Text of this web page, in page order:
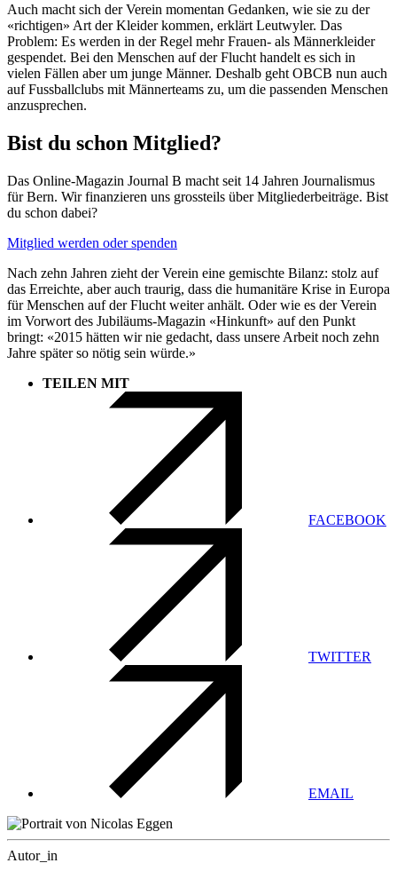
Auch macht sich der Verein momentan Gedanken, wie sie zu der
«richtigen» Art der Kleider kommen, erklärt Leutwyler. Das
Problem: Es werden in der Regel mehr Frauen- als Männerkleider
gespendet. Bei den Menschen auf der Flucht handelt es sich in
vielen Fällen aber um junge Männer. Deshalb geht OBCB nun auch
auf Fussballclubs mit Männerteams zu, um die passenden Menschen
anzusprechen.
Bist du schon Mitglied?
Das Online-Magazin Journal B macht seit 14 Jahren Journalismus
für Bern. Wir finanzieren uns grossteils über Mitgliederbeiträge. Bist
du schon dabei?
Mitglied werden oder spenden
Nach zehn Jahren zieht der Verein eine gemischte Bilanz: stolz auf
das Erreichte, aber auch traurig, dass die humanitäre Krise in Europa
für Menschen auf der Flucht weiter anhält. Oder wie es der Verein
im Vorwort des Jubiläums-Magazin «Hinkunft» auf den Punkt
bringt: «2015 hätten wir nie gedacht, dass unsere Arbeit noch zehn
Jahre später so nötig sein würde.»
TEILEN MIT
FACEBOOK
TWITTER
EMAIL
Autor_in